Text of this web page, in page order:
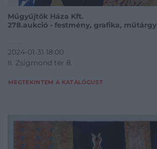
Műgyűjtők Háza Kft.
278.aukció - festmény, grafika, műtárgy
2024-01-31 18:00
II. Zsigmond tér 8.
MEGTEKINTEM A KATALÓGUST